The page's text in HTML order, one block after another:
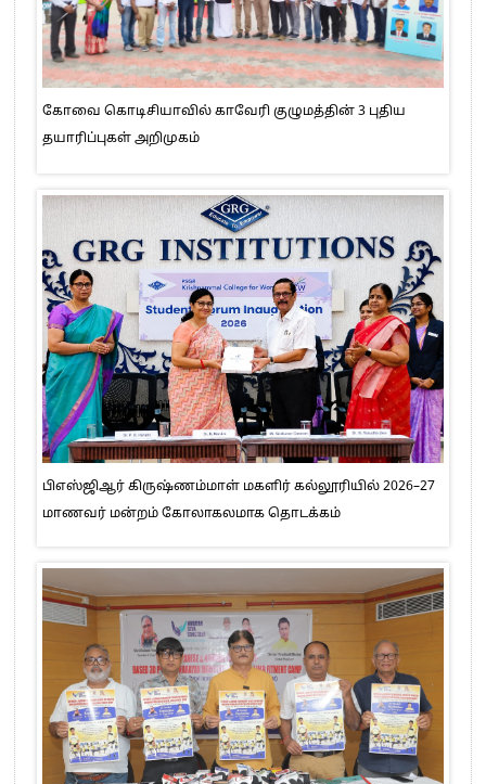
கோவை கொடிசியாவில் காவேரி குழுமத்தின் 3 புதிய
தயாரிப்புகள் அறிமுகம்
பிஎஸ்ஜிஆர் கிருஷ்ணம்மாள் மகளிர் கல்லூரியில் 2026–27
மாணவர் மன்றம் கோலாகலமாக தொடக்கம்